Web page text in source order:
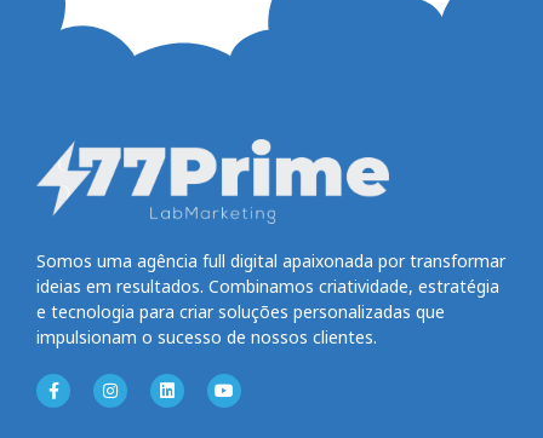
Somos uma agência full digital apaixonada por transformar
ideias em resultados. Combinamos criatividade, estratégia
e tecnologia para criar soluções personalizadas que
impulsionam o sucesso de nossos clientes.